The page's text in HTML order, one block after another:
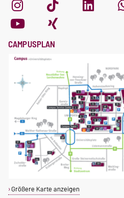
CAMPUSPLAN
Größere Karte anzeigen